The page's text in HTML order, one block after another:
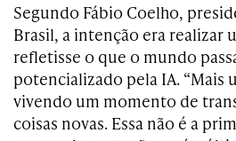
Segundo Fábio Coelho,
Brasil, a intenção era realizar
refletisse o que o mundo
potencializado pela IA. “Mais
vivendo um momento de
coisas novas. Essa não é a